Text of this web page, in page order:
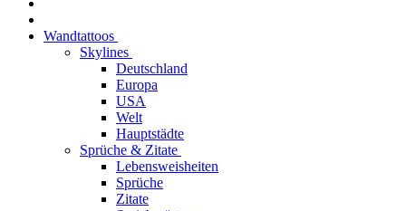
Wandtattoos
Skylines
Deutschland
Europa
USA
Welt
Hauptstädte
Sprüche & Zitate
Lebensweisheiten
Sprüche
Zitate